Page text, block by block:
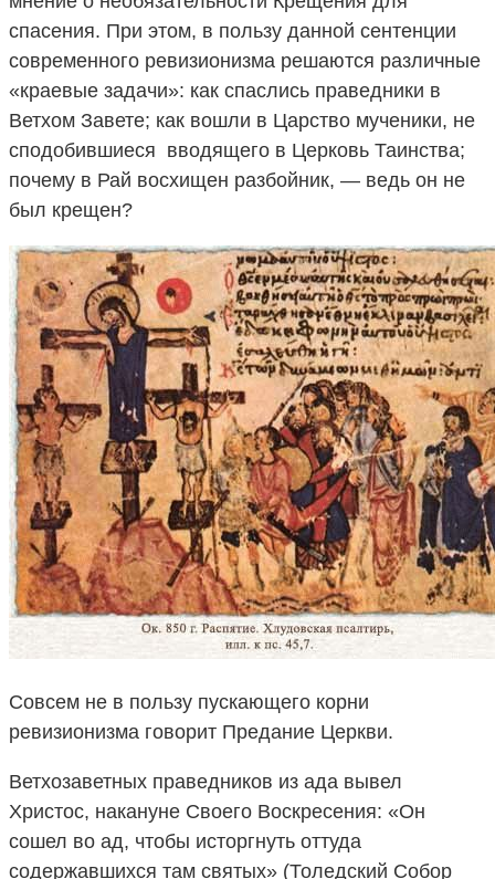
спасения. При этом, в пользу данной сентенции
современного ревизионизма решаются различные
«краевые задачи»: как спаслись праведники в
Ветхом Завете; как вошли в Царство мученики, не
сподобившиеся вводящего в Церковь Таинства;
почему в Рай восхищен разбойник, — ведь он не
был крещен?
Совсем не в пользу пускающего корни
ревизионизма говорит Предание Церкви.
Ветхозаветных праведников из ада вывел
Христос, накануне Своего Воскресения: «Он
сошел во ад, чтобы исторгнуть оттуда
содержавшихся там святых» (Толедский Собор